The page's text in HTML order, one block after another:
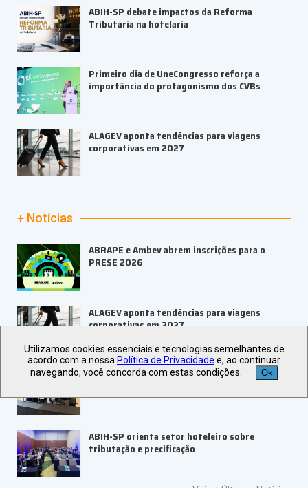
ABIH-SP debate impactos da Reforma
Tributária na hotelaria
Primeiro dia de UneCongresso reforça a
importância do protagonismo dos CVBs
ALAGEV aponta tendências para viagens
corporativas em 2027
+ Notícias
ABRAPE e Ambev abrem inscrições para o
PRESE 2026
ALAGEV aponta tendências para viagens
corporativas em 2027
UBRAFE e SP Negócios fortalecem
ABIH-SP orienta setor hoteleiro sobre
tributação e precificação
Utilizamos cookies essenciais e tecnologias semelhantes de
acordo com a nossa Política de Privacidade e, ao continuar
navegando, você concorda com estas condições.
Ok